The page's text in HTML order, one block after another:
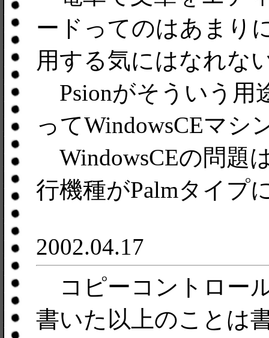
ードってのはあまり
用する気にはなれな
Psionがそういう用
ってWindowsCEマ
WindowsCEの問題
行機種がPalmタイプ
2002.04.17
コピーコントロー
書いた以上のことは